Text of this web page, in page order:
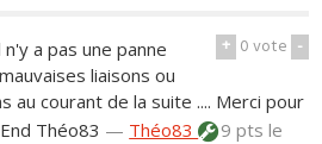
+ 0vote -
a pas une panne
liaisons ou
au courant de la suite .... Merci pour
Théo83 — Théo83 9 ptsle